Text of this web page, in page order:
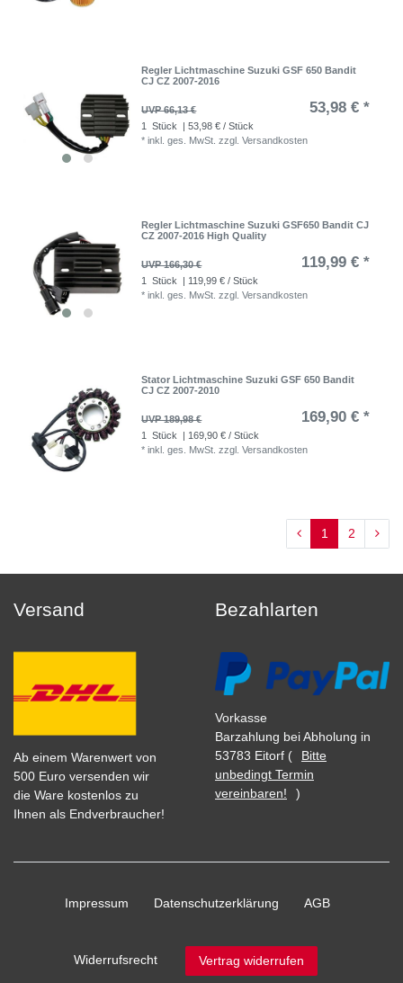
Regler Lichtmaschine Suzuki GSF 650 Bandit
CJ CZ 2007-2016
UVP 66,13 € 53,98 € *
1 Stück
| 53,98 € / Stück
*inkl. ges. MwSt. zzgl.Versandkosten
Regler Lichtmaschine Suzuki GSF650 Bandit CJ
CZ 2007-2016 High Quality
UVP 166,30 € 119,99 € *
1 Stück
| 119,99 € / Stück
*inkl. ges. MwSt. zzgl.Versandkosten
Stator Lichtmaschine Suzuki GSF 650 Bandit
CJ CZ 2007-2010
UVP 189,98 € 169,90 € *
1 Stück
| 169,90 € / Stück
*inkl. ges. MwSt. zzgl.Versandkosten
1 2
Versand
Ab einem Warenwert von
500 Euro versenden wir
die Ware kostenlos zu
Ihnen als Endverbraucher!
Bezahlarten
Vorkasse
Barzahlung bei Abholung in
53783 Eitorf (
Bitte
unbedingt Termin
vereinbaren!
)
Impressum Daten­schutz­erklärung AGB
Widerrufs­recht Vertrag widerrufen